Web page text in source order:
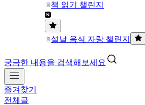
책 읽기 챌린지
설날 음식 자랑 챌린지
궁금한 내용을 검색해보세요
즐겨찾기
전체글